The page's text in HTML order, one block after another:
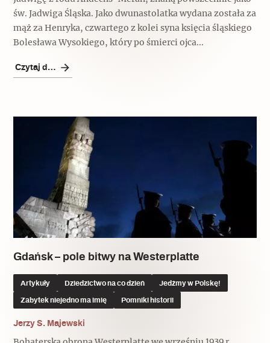
św. Jadwiga Śląska. Jako dwunastolatka wydana została za
mąż za Henryka, czwartego z kolei syna księcia śląskiego
Bolesława Wysokiego, który po śmierci ojca...
Czytaj dalej
Gdańsk – pole bitwy na Westerplatte
Artykuły Dziedzictwo na co dzień Jedźmy w Polskę!
Zabytek niejedno ma imię Pomniki historii
Jerzy S. Majewski